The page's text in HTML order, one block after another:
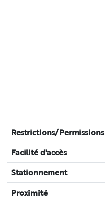
Restrictions/Permissions
Facilité d'accès
Stationnement
Proximité